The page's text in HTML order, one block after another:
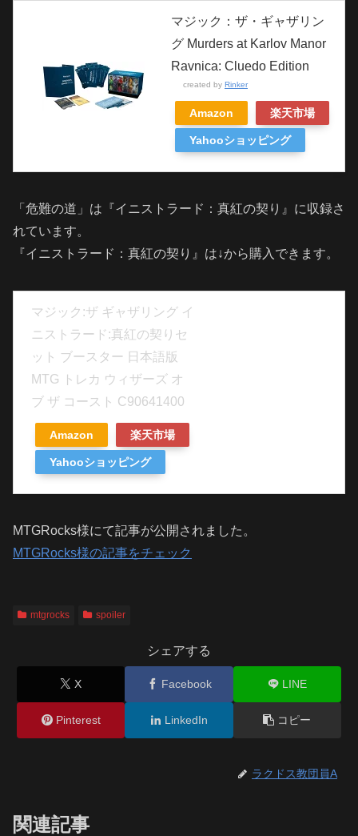
マジック：ザ・ギャザリン
グ Murders at Karlov Manor
Ravnica: Cluedo Edition
created by Rinker
Amazon 楽天市場
Yahooショッピング
「危難の道」は『イニストラード：真紅の契り』に収録さ
れています。
『イニストラード：真紅の契り』は↓から購入できます。
マジック:ザ ギャザリング イ
ニストラード:真紅の契りセ
ット ブースター 日本語版
MTG トレカ ウィザーズ オ
ブ ザ コースト C90641400
Amazon 楽天市場
Yahooショッピング
MTGRocks様にて記事が公開されました。
MTGRocks様の記事をチェック
mtgrocks spoiler
シェアする
X Facebook LINE
Pinterest LinkedIn コピー
ラクドス教団員A
関連記事